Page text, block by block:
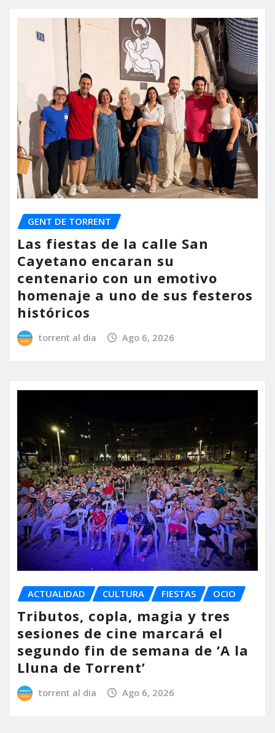
GENT DE TORRENT
Las fiestas de la calle San
Cayetano encaran su
centenario con un emotivo
homenaje a uno de sus festeros
históricos
torrent al dia Ago 6, 2026
ACTUALIDAD CULTURA FIESTAS OCIO
Tributos, copla, magia y tres
sesiones de cine marcará el
segundo fin de semana de ‘A la
Lluna de Torrent’
torrent al dia Ago 6, 2026